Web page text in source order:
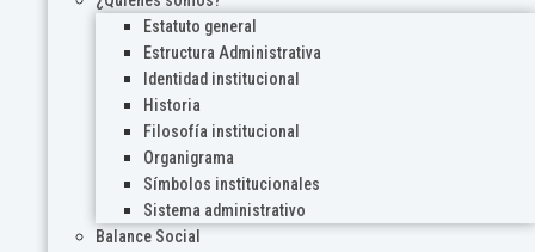
Estatuto general
Estructura Administrativa
Identidad institucional
Historia
Filosofía institucional
Organigrama
Símbolos institucionales
Sistema administrativo
Balance Social